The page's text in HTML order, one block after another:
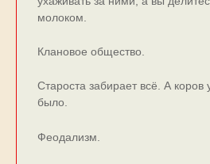
молоком.
Клановое общество.
Староста забирает всё. А коров
было.
Феодализм.